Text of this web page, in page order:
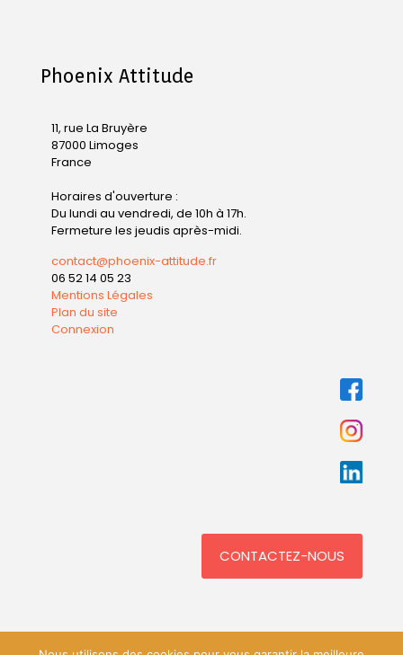
Phoenix Attitude
11, rue La Bruyère
87000 Limoges
France
Horaires d'ouverture :
Du lundi au vendredi, de 10h à 17h.
Fermeture les jeudis après-midi.
contact@phoenix-attitude.fr
06 52 14 05 23
Mentions Légales
Plan du site
Connexion
CONTACTEZ-NOUS